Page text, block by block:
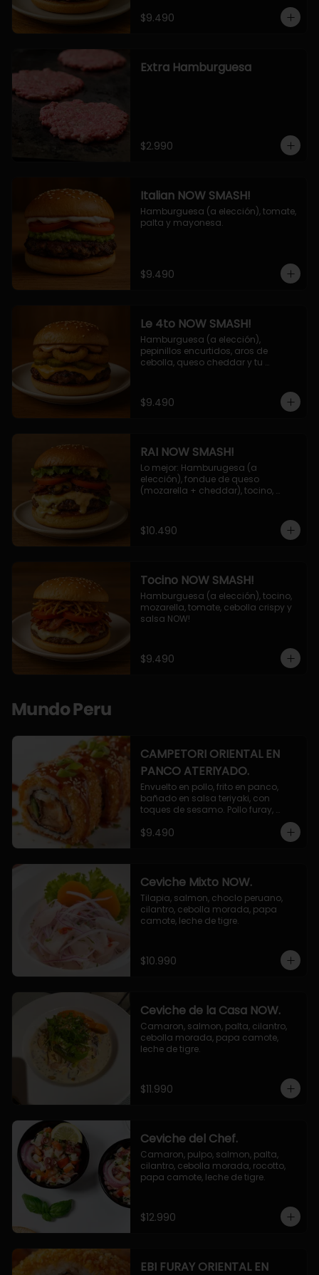
$9.490
Extra Hamburguesa
$2.990
Italian NOW SMASH!
Hamburguesa (a elección), tomate,
palta y mayonesa.
$9.490
Le 4to NOW SMASH!
Hamburguesa (a elección),
pepinillos encurtidos, aros de
cebolla, queso cheddar y tu
$9.490
RAI NOW SMASH!
Lo mejor: Hamburugesa (a
elección), fondue de queso
(mozarella + cheddar), tocino,
NOW!
$10.490
Tocino NOW SMASH!
Hamburguesa (a elección), tocino,
mozarella, tomate, cebolla crispy y
salsa NOW!
$9.490
Mundo Peru
CAMPETORI ORIENTAL EN
PANCO ATERIYADO.
Envuelto en pollo, frito en panco,
bañado en salsa teriyaki, con
toques de sesamo. Pollo furay,
queso, champiñon furay, cebollin.
$9.490
Ceviche Mixto NOW.
Tilapia, salmon, choclo peruano,
cilantro, cebolla morada, papa
camote, leche de tigre.
$10.990
Ceviche de la Casa NOW.
Camaron, salmon, palta, cilantro,
cebolla morada, papa camote,
leche de tigre.
$11.990
Ceviche del Chef.
Camaron, pulpo, salmon, palta,
cilantro, cebolla morada, rocotto,
papa camote, leche de tigre.
$12.990
EBI FURAY ORIENTAL EN